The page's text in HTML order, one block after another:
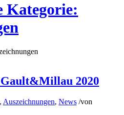
Kategorie:
2020
, Auszeichnungen, News /von